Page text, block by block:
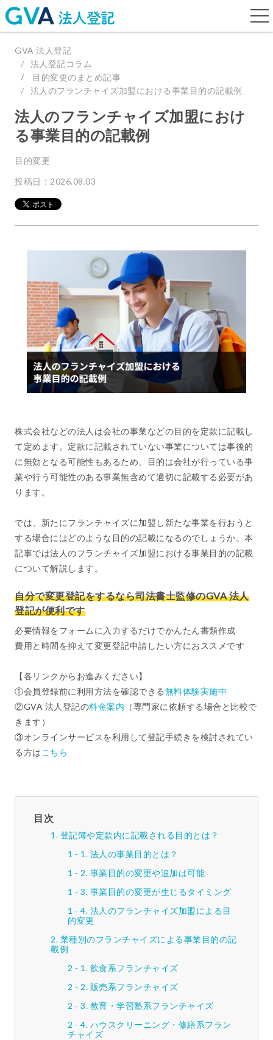
GVA 法人登記
法人登記コラム
目的変更のまとめ記事
法人のフランチャイズ加盟における事業目的の記載例
法人のフランチャイズ加盟におけ
る事業目的の記載例
目的変更
投稿日：2026.08.03
株式会社などの法人は会社の事業などの目的を定款に記載し
て定めます。定款に記載されていない事業については事後的
に無効となる可能性もあるため、目的は会社が行っている事
業や行う可能性のある事業無含めて適切に記載する必要があ
ります。
では、新たにフランチャイズに加盟し新たな事業を行おうと
する場合にはどのような目的の記載になるのでしょうか。本
記事では法人のフランチャイズ加盟における事業目的の記載
について解説します。
自分で変更登記をするなら司法書士監修のGVA 法人
登記が便利です
必要情報をフォームに入力するだけでかんたん書類作成
費用と時間を抑えて変更登記申請したい方におススメです
【各リンクからお進みください】
①会員登録前に利用方法を確認できる無料体験実施中
②GVA 法人登記の料金案内 （専門家に依頼する場合と比較で
きます）
③オンラインサービスを利用して登記手続きを検討されてい
る方は こちら
目次
登記簿や定款内に記載される目的とは？
法人の事業目的とは？
事業目的の変更や追加は可能
事業目的の変更が生じるタイミング
法人のフランチャイズ加盟による目
的変更
業種別のフランチャイズによる事業目的の記
載例
飲食系フランチャイズ
販売系フランチャイズ
教育・学習塾系フランチャイズ
ハウスクリーニング・修繕系フラン
チャイズ